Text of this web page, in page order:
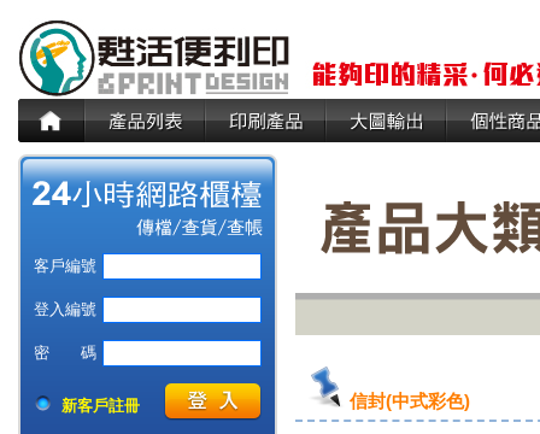
客戶編號
登入編號
密 碼
新客戶註冊 信封(中式彩色)